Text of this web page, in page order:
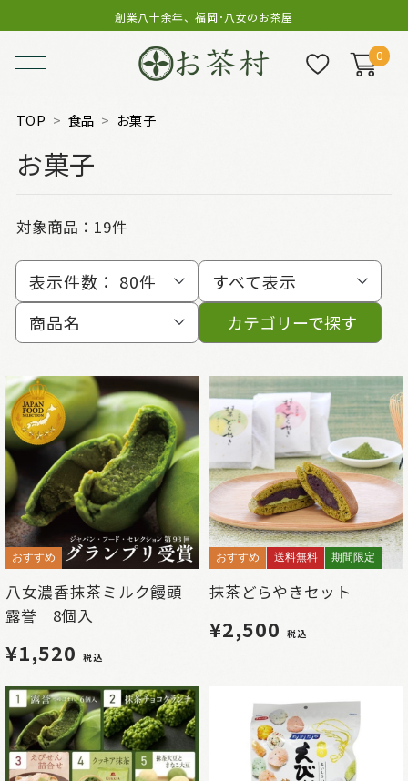
創業八十余年、福岡･八女のお茶屋
0
TOP 食品 お菓子
お菓子
対象商品： 19件
表示件数： 80件
すべて表示
商品名
カテゴリーで探す
おすすめ
八女濃香抹茶ミルク饅頭
露誉 8個入
¥1,520 税込
おすすめ 送料無料 期間限定
抹茶どらやきセット
¥2,500 税込